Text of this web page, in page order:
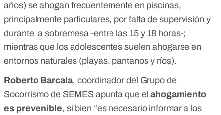
años) se ahogan frecuentemente en piscinas,
principalmente particulares, por falta de supervisión y
durante la sobremesa -entre las 15 y 18 horas-;
mientras que los adolescentes suelen ahogarse en
entornos naturales (playas, pantanos y ríos).
Roberto Barcala, coordinador del Grupo de
Socorrismo de SEMES apunta que el ahogamiento
es prevenible, si bien “es necesario informar a los